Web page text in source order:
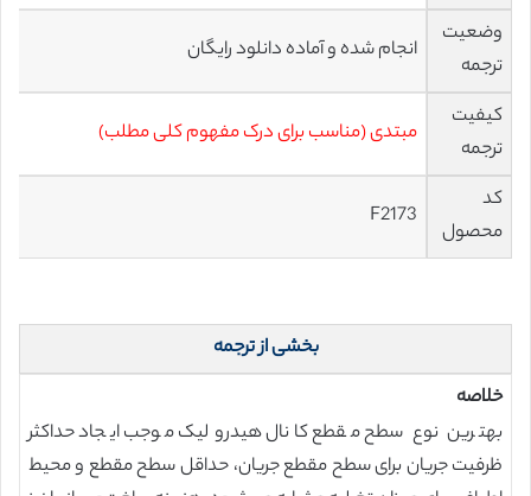
وضعیت
ترجمه
انجام شده و آماده دانلود رایگان
کیفیت
ترجمه
مبتدی (مناسب برای درک مفهوم کلی مطلب)
کد
محصول
F2173
بخشی از ترجمه
خلاصه
بهترین نوع سطح مقطع کانال هیدرولیک موجب ایجاد حداکثر
ظرفیت جریان برای سطح مقطع جریان، حداقل سطح مقطع و محیط